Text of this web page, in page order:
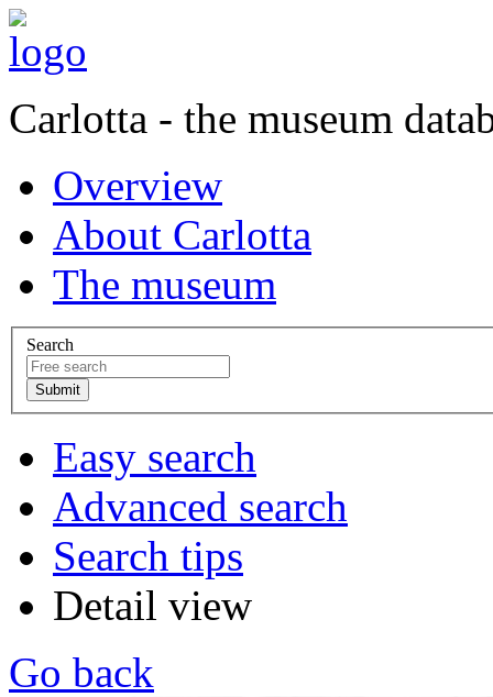
Carlotta - the museum
Overview
About Carlotta
The museum
Search
Easy search
Advanced search
Search tips
Detail view
Go back